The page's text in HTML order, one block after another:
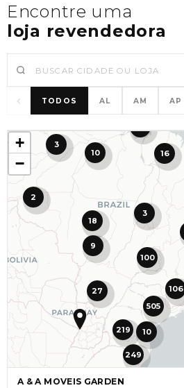
Encontre uma
loja revendedora
TODOS AL AM AP
A & A MOVEIS GARDEN
2
3
10
3
10
9
18
100
16
27 106
249
219
505
+
−